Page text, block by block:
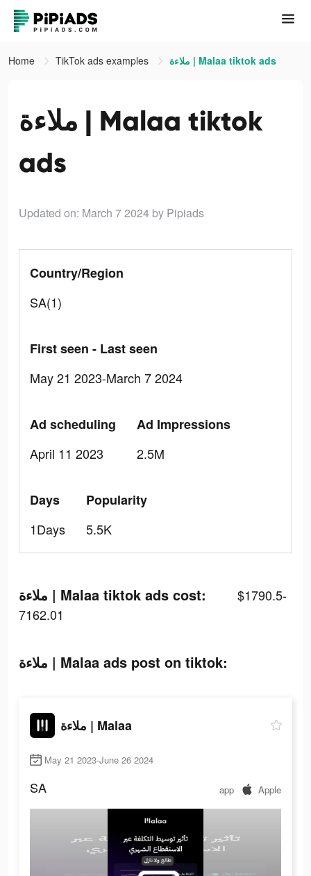
Home TikTok ads examples ملاءة | Malaa tiktok ads
ملاءة | Malaa tiktok
ads
Updated on: March 7 2024 by Pipiads
Country/Region
SA(1)
First seen - Last seen
May 21 2023-March 7 2024
Ad scheduling
April 11 2023
Ad Impressions
2.5M
Days
1Days
Popularity
5.5K
ملاءة | Malaa tiktok ads cost:
$1790.5-
7162.01
ملاءة | Malaa ads post on tiktok:
ملاءة | Malaa
May 21 2023-June 26 2024
SA app Apple